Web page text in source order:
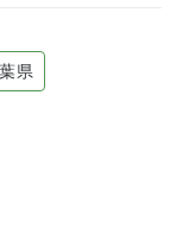
県